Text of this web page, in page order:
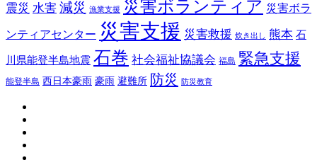
震災 水害 減災 漁業支援 災害ボランティア 災害ボラ
ンティアセンター 災害支援 災害救援 炊き出し 熊本 石
川県能登半島地震 石巻 社会福祉協議会 福島 緊急支援
能登半島 西日本豪雨 豪雨 避難所 防災 防災教育